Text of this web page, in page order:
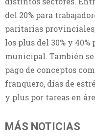
del 20% para
paritarias
los plus del 30% y
municipal. También
pago de conceptos
franquero, días de
y plus por tareas en
MÁS NOTICIAS